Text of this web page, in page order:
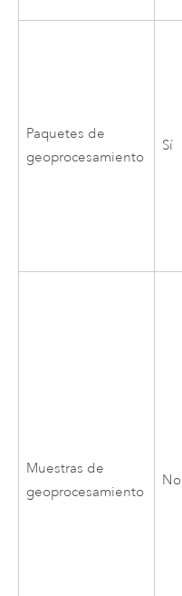
Paquetes de
geoprocesamiento
Sí
Muestras de
geoprocesamiento
No